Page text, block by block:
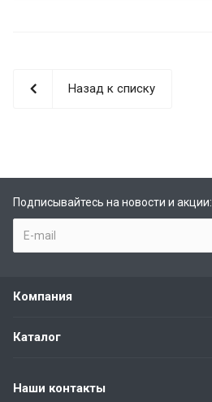
Назад к списку
Подписывайтесь на новости и акции:
Компания
Каталог
Наши контакты